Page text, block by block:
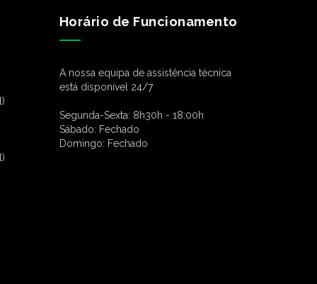
Horário de Funcionamento
A nossa equipa de assistência técnica
está disponível 24/7
Segunda-Sexta: 8h30h - 18:00h
Sábado: Fechado
Domingo: Fechado